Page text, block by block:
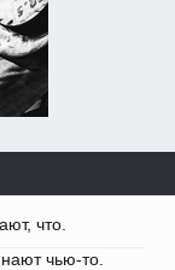
что.
чью-то.